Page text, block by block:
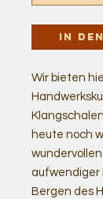
In
Wir bieten
heute noch
aufwendiger
Bergen des